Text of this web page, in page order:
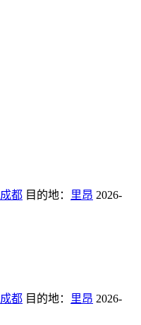
成都 目的地： 里昂 2026-
成都 目的地： 里昂 2026-